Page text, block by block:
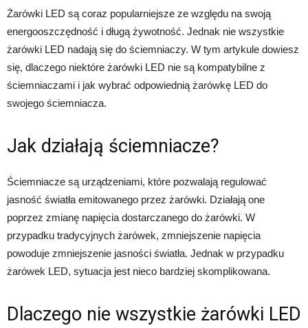
Żarówki LED są coraz popularniejsze ze względu na swoją
energooszczędność i długą żywotność. Jednak nie wszystkie
żarówki LED nadają się do ściemniaczy. W tym artykule dowiesz
się, dlaczego niektóre żarówki LED nie są kompatybilne z
ściemniaczami i jak wybrać odpowiednią żarówkę LED do
swojego ściemniacza.
Jak działają ściemniacze?
Ściemniacze są urządzeniami, które pozwalają regulować
jasność światła emitowanego przez żarówki. Działają one
poprzez zmianę napięcia dostarczanego do żarówki. W
przypadku tradycyjnych żarówek, zmniejszenie napięcia
powoduje zmniejszenie jasności światła. Jednak w przypadku
żarówek LED, sytuacja jest nieco bardziej skomplikowana.
Dlaczego nie wszystkie żarówki LED